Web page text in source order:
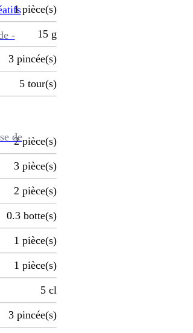
-
de
1 pièce(s)
15 g
3 pincée(s)
5 tour(s)
2 pièce(s)
3 pièce(s)
2 pièce(s)
0.3 botte(s)
1 pièce(s)
1 pièce(s)
5 cl
3 pincée(s)